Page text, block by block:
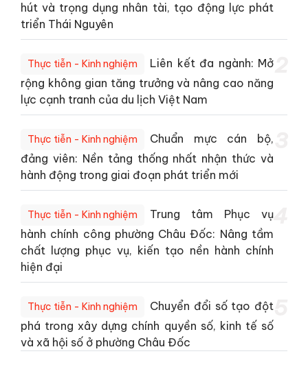
hút và trọng dụng nhân tài, tạo động lực phát
triển Thái Nguyên
Thực tiễn - Kinh nghiệm
Liên kết đa ngành: Mở
rộng không gian tăng trưởng và nâng cao năng
lực cạnh tranh của du lịch Việt Nam
Thực tiễn - Kinh nghiệm
Chuẩn mực cán bộ,
đảng viên: Nền tảng thống nhất nhận thức và
hành động trong giai đoạn phát triển mới
Thực tiễn - Kinh nghiệm
Trung tâm Phục vụ
hành chính công phường Châu Đốc: Nâng tầm
chất lượng phục vụ, kiến tạo nền hành chính
hiện đại
4
Thực tiễn - Kinh nghiệm
Chuyển đổi số tạo đột
phá trong xây dựng chính quyền số, kinh tế số
và xã hội số ở phường Châu Đốc